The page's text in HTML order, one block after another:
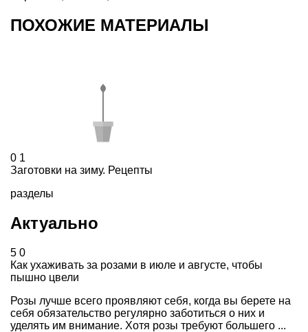
ПОХОЖИЕ МАТЕРИАЛЫ
0 1
Заготовки на зиму. Рецепты
разделы
Актуально
5 0
Как ухаживать за розами в июле и августе, чтобы
пышно цвели
Розы лучше всего проявляют себя, когда вы берете на
себя обязательство регулярно заботиться о них и
уделять им внимание. Хотя розы требуют большего ...